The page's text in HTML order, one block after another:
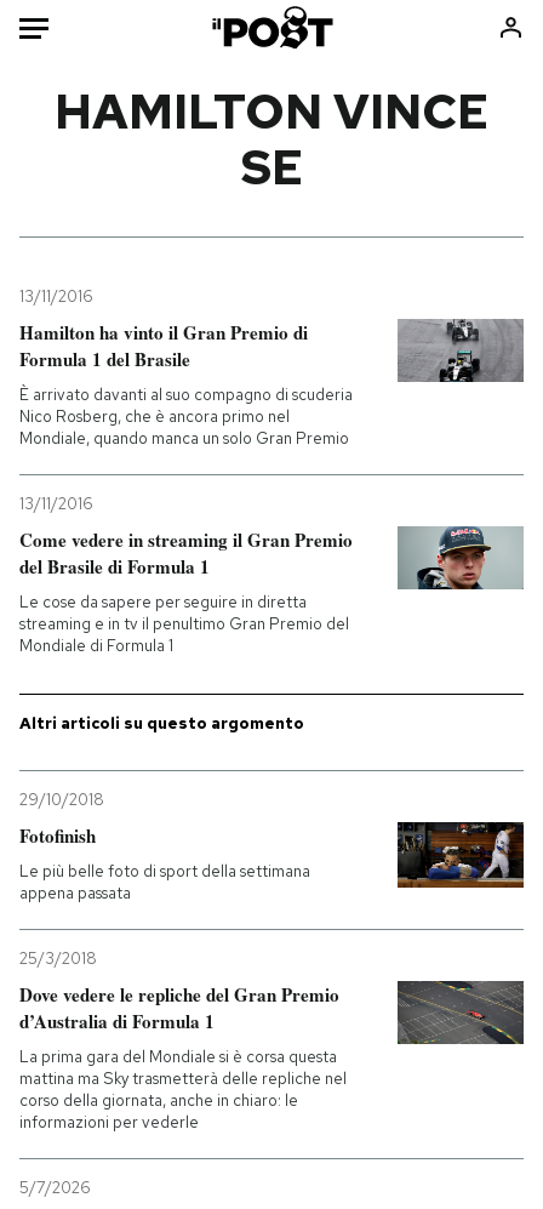
Mondo
Tecnologia
Internet
Cultura
Economia
Libri
Ok Boomer!
Altrecose
PODCAST
SHOP
AREA PERSONALE
HAMILTON VINCE
SE
13/11/2016
Hamilton ha vinto il Gran Premio di
Formula 1 del Brasile
È arrivato davanti al suo compagno di scuderia
Nico Rosberg, che è ancora primo nel
Mondiale, quando manca un solo Gran Premio
13/11/2016
Come vedere in streaming il Gran Premio
del Brasile di Formula 1
Le cose da sapere per seguire in diretta
streaming e in tv il penultimo Gran Premio del
Mondiale di Formula 1
Altri articoli su questo argomento
29/10/2018
Fotofinish
Le più belle foto di sport della settimana
appena passata
25/3/2018
Dove vedere le repliche del Gran Premio
d’Australia di Formula 1
La prima gara del Mondiale si è corsa questa
mattina ma Sky trasmetterà delle repliche nel
corso della giornata, anche in chiaro: le
informazioni per vederle
5/7/2026